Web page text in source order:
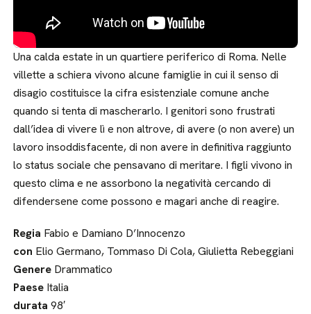
Una calda estate in un quartiere periferico di Roma. Nelle
villette a schiera vivono alcune famiglie in cui il senso di
disagio costituisce la cifra esistenziale comune anche
quando si tenta di mascherarlo. I genitori sono frustrati
dall’idea di vivere lì e non altrove, di avere (o non avere) un
lavoro insoddisfacente, di non avere in definitiva raggiunto
lo status sociale che pensavano di meritare. I figli vivono in
questo clima e ne assorbono la negatività cercando di
difendersene come possono e magari anche di reagire.
Regia Fabio e Damiano D’Innocenzo
con Elio Germano, Tommaso Di Cola, Giulietta Rebeggiani
Genere Drammatico
Paese Italia
durata 98′